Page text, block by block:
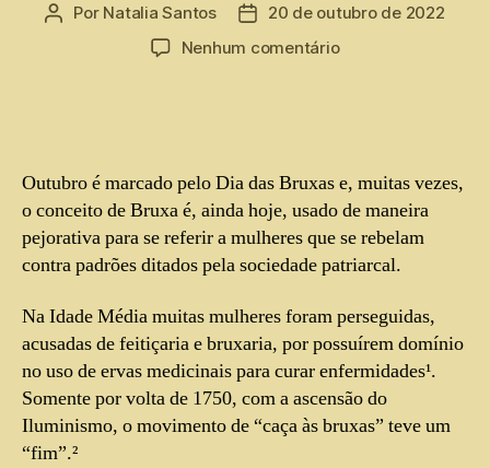
Por Natalia Santos
20 de outubro de 2022
Nenhum comentário
Outubro é marcado pelo Dia das Bruxas e, muitas vezes,
o conceito de Bruxa é, ainda hoje, usado de maneira
pejorativa para se referir a mulheres que se rebelam
contra padrões ditados pela sociedade patriarcal.
Na Idade Média muitas mulheres foram perseguidas,
acusadas de feitiçaria e bruxaria, por possuírem domínio
no uso de ervas medicinais para curar enfermidades¹.
Somente por volta de 1750, com a ascensão do
Iluminismo, o movimento de “caça às bruxas” teve um
“fim”.²